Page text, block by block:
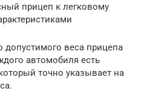
прицеп к легковому
допустимого веса прицепа
автомобиля есть
точно указывает на